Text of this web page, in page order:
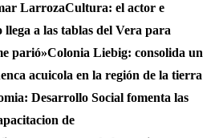
LarrozaCultura: el actor e
a las tablas del Vera para
parió»Colonia Liebig: consolida un
acuicola en la región de la tierra
Desarrollo Social fomenta las
de